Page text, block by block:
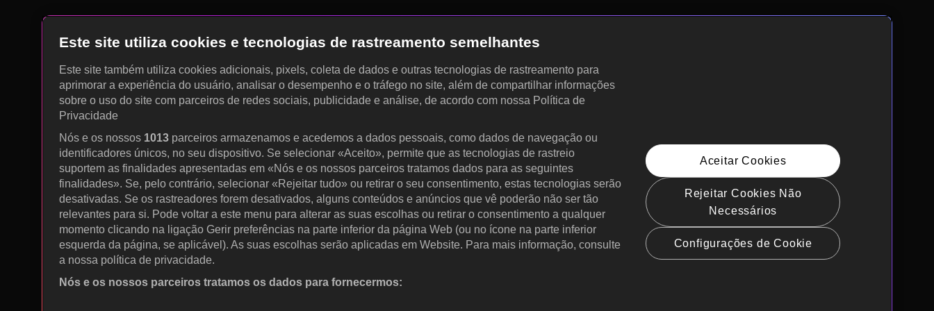
Este site utiliza cookies e tecnologias de rastreamento semelhantes
Este site também utiliza cookies adicionais, pixels, coleta de dados e outras tecnologias de rastreamento para
aprimorar a experiência do usuário, analisar o desempenho e o tráfego no site, além de compartilhar informações
sobre o uso do site com parceiros de redes sociais, publicidade e análise, de acordo com nossa Política de
Privacidade
Nós e os nossos 1013 parceiros armazenamos e acedemos a dados pessoais, como dados de navegação ou
identificadores únicos, no seu dispositivo. Se selecionar «Aceito», permite que as tecnologias de rastreio
suportem as finalidades apresentadas em «Nós e os nossos parceiros tratamos dados para as seguintes
finalidades». Se, pelo contrário, selecionar «Rejeitar tudo» ou retirar o seu consentimento, estas tecnologias serão
desativadas. Se os rastreadores forem desativados, alguns conteúdos e anúncios que vê poderão não ser tão
relevantes para si. Pode voltar a este menu para alterar as suas escolhas ou retirar o consentimento a qualquer
momento clicando na ligação Gerir preferências na parte inferior da página Web (ou no ícone na parte inferior
esquerda da página, se aplicável). As suas escolhas serão aplicadas em Website. Para mais informação, consulte
a nossa política de privacidade.
Nós e os nossos parceiros tratamos os dados para fornecermos:
Aceitar Cookies
Rejeitar Cookies Não
Necessários
Configurações de Cookie